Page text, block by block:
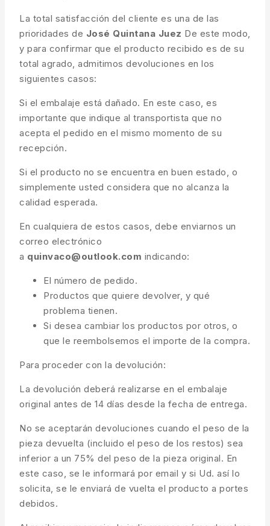
La total satisfacción del cliente es una de las
prioridades de José Quintana Juez De este modo,
y para confirmar que el producto recibido es de su
total agrado, admitimos devoluciones en los
siguientes casos:
Si el embalaje está dañado. En este caso, es
importante que indique al transportista que no
acepta el pedido en el mismo momento de su
recepción.
Si el producto no se encuentra en buen estado, o
simplemente usted considera que no alcanza la
calidad esperada.
En cualquiera de estos casos, debe enviarnos un
correo electrónico
a quinvaco@outlook.com indicando:
El número de pedido.
Productos que quiere devolver, y qué
problema tienen.
Si desea cambiar los productos por otros, o
que le reembolsemos el importe de la compra.
Para proceder con la devolución:
La devolución deberá realizarse en el embalaje
original antes de 14 días desde la fecha de entrega.
No se aceptarán devoluciones cuando el peso de la
pieza devuelta (incluido el peso de los restos) sea
inferior a un 75% del peso de la pieza original. En
este caso, se le informará por email y si Ud. así lo
solicita, se le enviará de vuelta el producto a portes
debidos.